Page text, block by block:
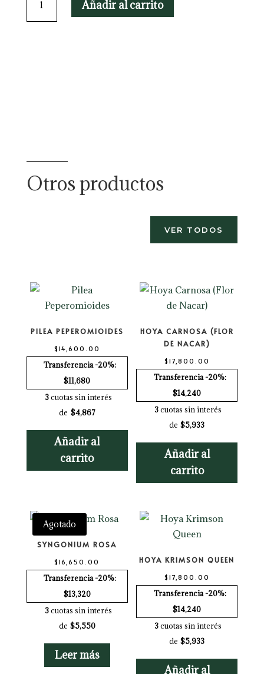
vegetaciónAñadir al carrito
Otros productos
VER TODOS
PILEA PEPEROMIOIDES
$ 14,600.00
Transferencia -20%:
$11,680
3cuotas sin interés
de $4,867
Añadir al
carrito
HOYA CARNOSA (FLOR
DE NACAR)
$ 17,800.00
Transferencia -20%:
$14,240
3cuotas sin interés
de $5,933
Añadir al
carrito
SYNGONIUM ROSA
$ 16,650.00
Agotado
Transferencia -20%:
$13,320
3cuotas sin interés
de $5,550
Leer más
HOYA KRIMSON QUEEN
$ 17,800.00
Transferencia -20%:
$14,240
3cuotas sin interés
de $5,933
Añadir al